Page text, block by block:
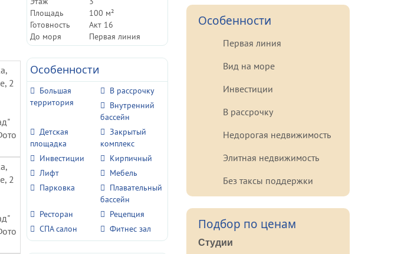
Площадь
100 м²
Готовность
Акт 16
До моря
Первая линия
Особенности
Большая
территория
В рассрочку
Внутренний
бассейн
Детская
площадка
Закрытый
комплекс
Инвестиции
Кирпичный
Лифт
Мебель
Парковка
Плавательный
бассейн
Ресторан
Рецепция
СПА салон
Фитнес зал
Особенности
Первая линия
Вид на море
Инвестиции
В рассрочку
Недорогая недвижимость
Элитная недвижимость
Без таксы поддержки
Подбор по ценам
Студии